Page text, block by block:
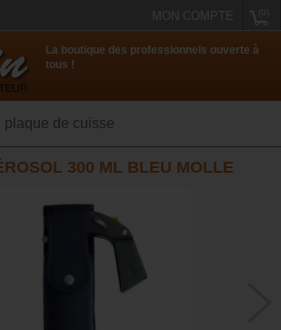
MON COMPTE
La boutique des professionnels ouverte à
tous !
plaque de cuisse
300 ML BLEU MOLLE